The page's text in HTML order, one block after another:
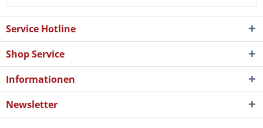
Service Hotline
Shop Service
Informationen
Newsletter